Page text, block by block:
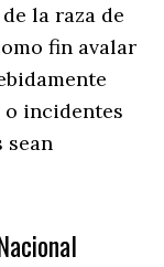
la raza de
fin avalar
incidentes
sean